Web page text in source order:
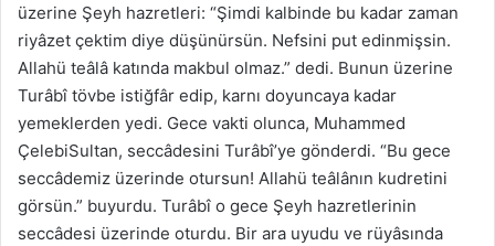
üzerine Şeyh hazretleri: “Şimdi kalbinde bu kadar zaman
riyâzet çektim diye düşünürsün. Nefsini put edinmişsin.
Allahü teâlâ katında makbul olmaz.” dedi. Bunun üzerine
Turâbî tövbe istiğfâr edip, karnı doyuncaya kadar
yemeklerden yedi. Gece vakti olunca, Muhammed
ÇelebiSultan, seccâdesini Turâbî’ye gönderdi. “Bu gece
seccâdemiz üzerinde otursun! Allahü teâlânın kudretini
görsün.” buyurdu. Turâbî o gece Şeyh hazretlerinin
seccâdesi üzerinde oturdu. Bir ara uyudu ve rüyâsında